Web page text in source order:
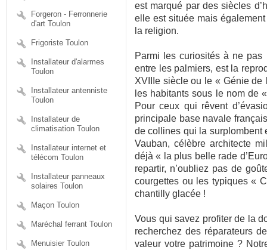
Forgeron - Ferronnerie
d'art Toulon
Frigoriste Toulon
Installateur d'alarmes
Toulon
Installateur antenniste
Toulon
Installateur de
climatisation Toulon
Installateur internet et
télécom Toulon
Installateur panneaux
solaires Toulon
Maçon Toulon
Maréchal ferrant Toulon
Menuisier Toulon
est marqué par des siècles
elle est située mais
la religion.
Parmi les curiosités à ne
entre les palmiers, est la
XVIIIe siècle ou le « Génie
les habitants sous le nom de
Pour ceux qui rêvent
principale base navale
de collines qui la surplombent
Vauban, célèbre architecte
déjà « la plus belle rade
repartir, n’oubliez pas de
courgettes ou les typiques «
chantilly glacée !
Vous qui savez profiter de la
recherchez des réparateurs
valeur votre patrimoine ?